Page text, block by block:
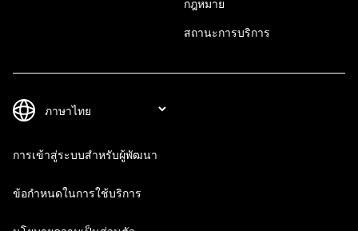
กฎหมาย
สถานะการบริการ
การเข้าสู่ระบบสำหรับผู้พัฒนา
ข้อกำหนดในการใช้บริการ